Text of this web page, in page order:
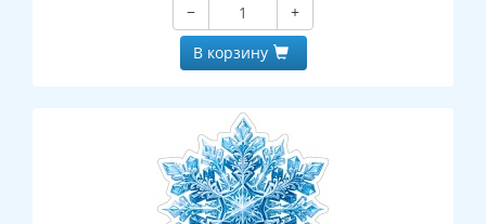
−
+
В корзину